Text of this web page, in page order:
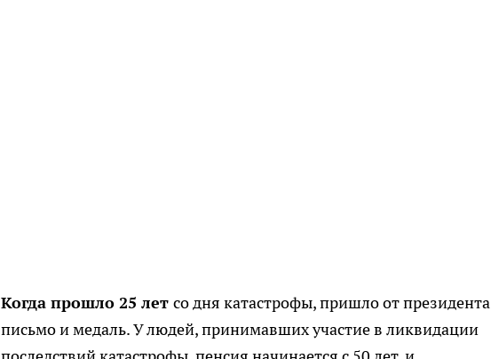
Когда прошло 25 лет со дня катастрофы, пришло от президента
письмо и медаль. У людей, принимавших участие в ликвидации